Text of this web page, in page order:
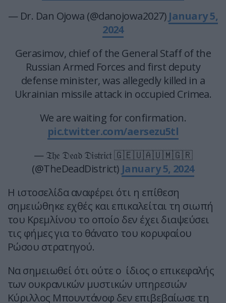
— Dr. Dan Ojowa (@danojowa2027) January 5,
2024
Gerasimov, chief of the General Staff of the
Russian Armed Forces and first deputy
defense minister, was allegedly killed in a
Ukrainian missile attack in occupied Crimea.
We are waiting for confirmation.
pic.twitter.com/aersezu5tl
— 𝔗𝔥𝔢 𝔇𝔢𝔞𝔡 𝔇𝔦𝔰𝔱𝔯𝔦𝔠𝔱 🇬🇪🇺🇦🇺🇲🇬🇷
(@TheDeadDistrict) January 5, 2024
Η ιστοσελίδα αναφέρει ότι η επίθεση
σημειώθηκε εχθές και επικαλείται τη σιωπή
του Κρεμλίνου το οποίο δεν έχει διαψεύσει
τις φήμες για το θάνατο του κορυφαίου
Ρώσου στρατηγού.
Να σημειωθεί ότι ούτε ο ίδιος ο επικεφαλής
των ουκρανικών μυστικών υπηρεσιών
Κύριλλος Μπουντάνοφ δεν επιβεβαίωσε τη